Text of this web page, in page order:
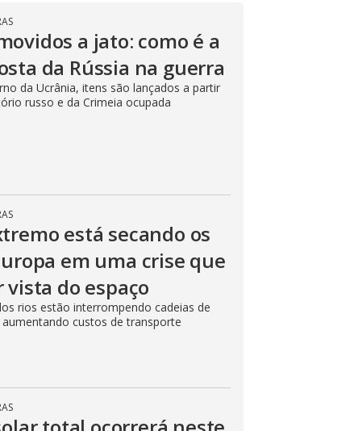
a jato: como é a
da Rússia na guerra
da Ucrânia, itens são lançados a partir
russo e da Crimeia ocupada
está secando os
em uma crise que
vista do espaço
rios estão interrompendo cadeias de
custos de transporte